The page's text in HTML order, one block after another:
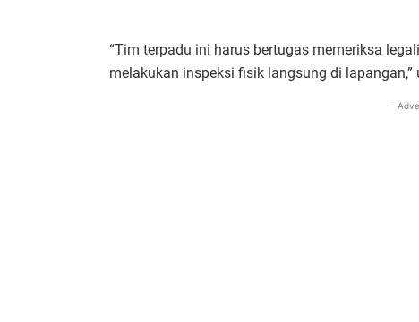
“Tim terpadu ini harus bertugas memeriksa
melakukan inspeksi fisik langsung di lapangan,”
-